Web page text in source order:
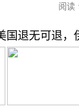
阅读
国退无可退，